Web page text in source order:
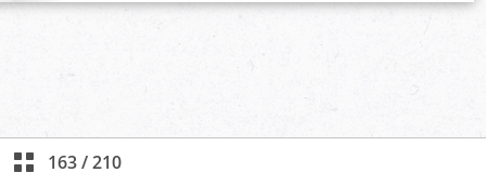
163/210